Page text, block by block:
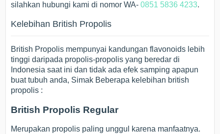
silahkan hubungi kami di nomor WA-0851 5836 4233.
Kelebihan British Propolis
British Propolis mempunyai kandungan flavonoids lebih
tinggi daripada propolis-propolis yang beredar di
Indonesia saat ini dan tidak ada efek samping apapun
buat tubuh anda, Simak Beberapa kelebihan british
propolis :
British Propolis Regular
Merupakan propolis paling unggul karena manfaatnya.